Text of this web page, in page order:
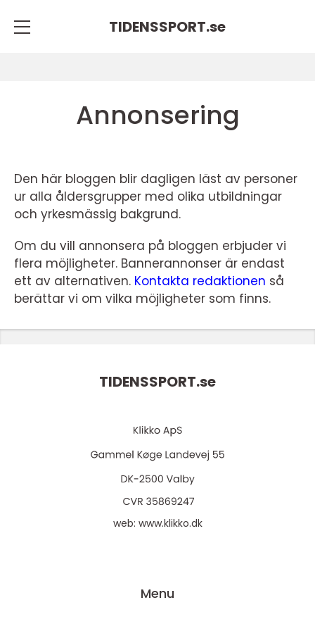
TIDENSSPORT.se
Annonsering
Den här bloggen blir dagligen läst av personer
ur alla åldersgrupper med olika utbildningar
och yrkesmässig bakgrund.
Om du vill annonsera på bloggen erbjuder vi
flera möjligheter. Bannerannonser är endast
ett av alternativen. Kontakta redaktionen så
berättar vi om vilka möjligheter som finns.
TIDENSSPORT.se
web: www.klikko.dk
Menu